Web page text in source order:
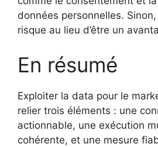
données personnelles.
risque au lieu d’être un
En résumé
Exploiter la data pour le
relier trois éléments : une
actionnable, une exécution
cohérente, et une mesure